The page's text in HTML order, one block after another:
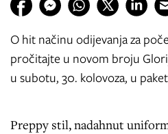
O hit načinu odijevanja za
pročitajte u novom broju
u subotu, 30. kolovoza, u
Preppy stil, nadahnut